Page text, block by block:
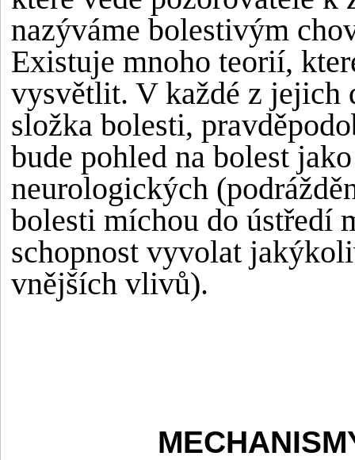
nazýváme bolestivým
Existuje mnoho teorií,
vysvětlit. V každé z jejich
složka bolesti,
bude pohled na bolest
neurologických
bolesti míchou do ústředí
schopnost vyvolat
vnějších vlivů).